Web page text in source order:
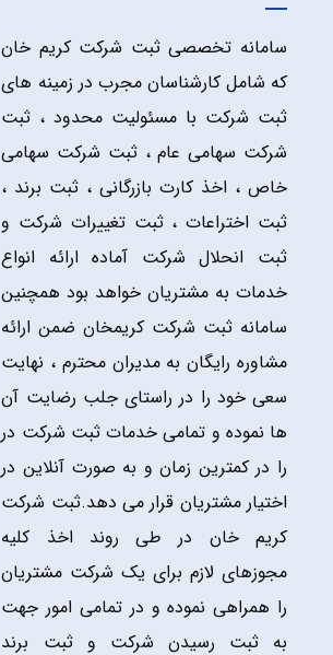
سامانه تخصصی ثبت شرکت کریم خان
که شامل کارشناسان مجرب در زمینه های
ثبت شرکت با مسئولیت محدود ، ثبت
شرکت سهامی عام ، ثبت شرکت سهامی
خاص ، اخذ کارت بازرگانی ، ثبت برند ،
ثبت اختراعات ، ثبت تغییرات شرکت و
ثبت انحلال شرکت آماده ارائه انواع
خدمات به مشتریان خواهد بود همچنین
سامانه ثبت شرکت کریمخان ضمن ارائه
مشاوره رایگان به مدیران محترم ، نهایت
سعی خود را در راستای جلب رضایت آن
ها نموده و تمامی خدمات ثبت شرکت در
را در کمترین زمان و به صورت آنلاین در
اختیار مشتریان قرار می دهد.ثبت شرکت
کریم خان در طی روند اخذ کلیه
مجوزهای لازم برای یک شرکت مشتریان
را همراهی نموده و در تمامی امور جهت
به ثبت رسیدن شرکت و ثبت برند